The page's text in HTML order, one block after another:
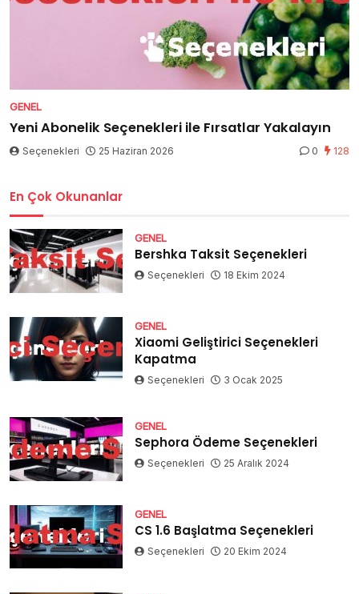
GENEL
Yeni Abonelik Seçenekleri ile Fırsatlar Yakalayın
Seçenekleri 25 Haziran 2026 0 128
En Çok Okunanlar
GENEL
Bershka Taksit Seçenekleri
Seçenekleri 18 Ekim 2024
GENEL
Xiaomi Geliştirici Seçenekleri
Kapatma
Seçenekleri 3 Ocak 2025
GENEL
Sephora Ödeme Seçenekleri
Seçenekleri 25 Aralık 2024
GENEL
CS 1.6 Başlatma Seçenekleri
Seçenekleri 20 Ekim 2024